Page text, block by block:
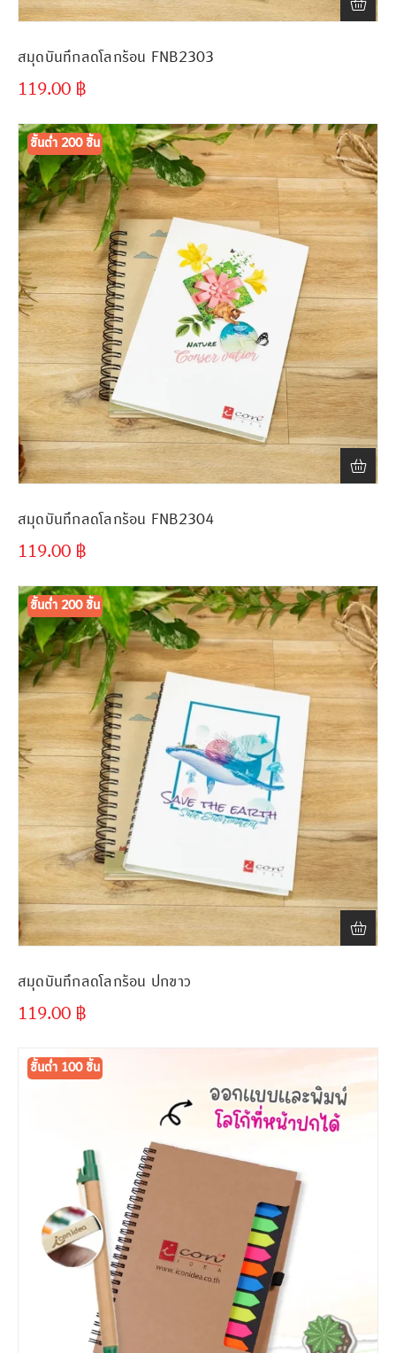
สมุดบันทึกลดโลกร้อน FNB2303
119.00 ฿
ขั้นต่ำ 200 ชิ้น
สมุดบันทึกลดโลกร้อน FNB2304
119.00 ฿
ขั้นต่ำ 200 ชิ้น
สมุดบันทึกลดโลกร้อน ปกขาว
119.00 ฿
ขั้นต่ำ 100 ชิ้น